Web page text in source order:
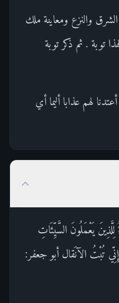
والنزع ومعاينة ملك
توبة . ثم ذكر توبة
لهم عذابا أليما أي
يَعْمَلُونَ السَّيِّئَاتِ
تُبْتُ الآنَقال أبو جعفر: